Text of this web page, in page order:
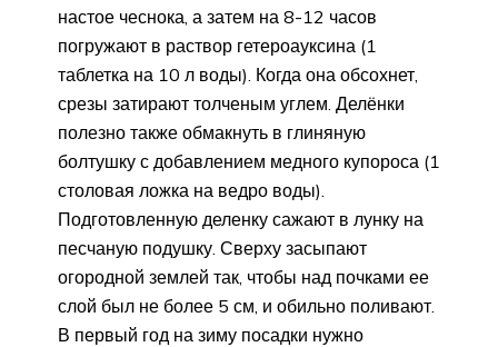
настое чеснока, а затем на 8-12 часов
погружают в раствор гетероауксина (1
таблетка на 10 л воды). Когда она обсохнет,
срезы затирают толченым углем. Делёнки
полезно также обмакнуть в глиняную
болтушку с добавлением медного купороса (1
столовая ложка на ведро воды).
Подготовленную деленку сажают в лунку на
песчаную подушку. Сверху засыпают
огородной землей так, чтобы над почками ее
слой был не более 5 см, и обильно поливают.
В первый год на зиму посадки нужно